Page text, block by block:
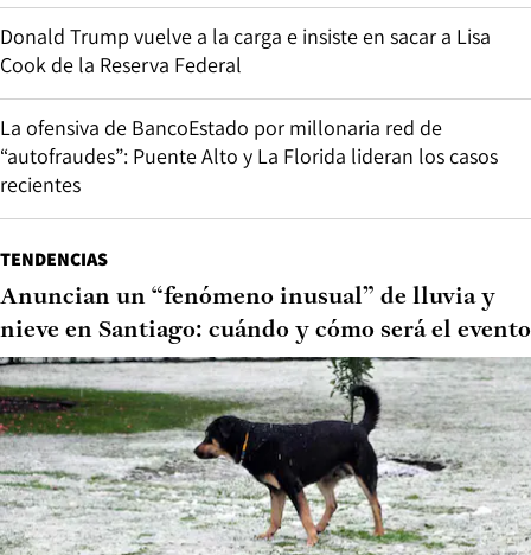
Donald Trump vuelve a la carga e insiste en sacar a Lisa
Cook de la Reserva Federal
La ofensiva de BancoEstado por millonaria red de
“autofraudes”: Puente Alto y La Florida lideran los casos
recientes
TENDENCIAS
Anuncian un “fenómeno inusual” de lluvia y
nieve en Santiago: cuándo y cómo será el evento